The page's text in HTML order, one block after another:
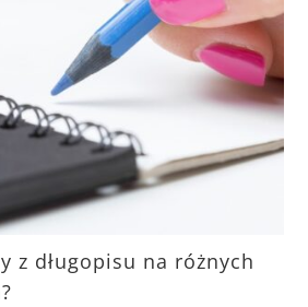
z długopisu na różnych